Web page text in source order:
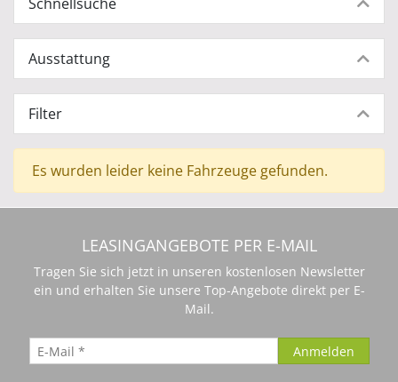
Ausstattung
Filter
Es wurden leider keine Fahrzeuge gefunden.
LEASINGANGEBOTE PER E-MAIL
Tragen Sie sich jetzt in unseren kostenlosen Newsletter
ein und erhalten Sie unsere Top-Angebote direkt per E-
Mail.